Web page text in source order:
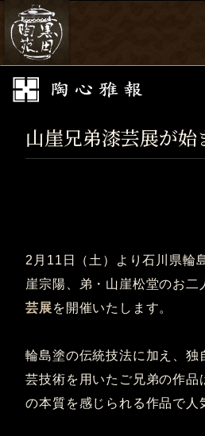
山崖兄弟漆芸展が始
2月11日（土）より石川県輪
崖宗陽、弟・山崖松堂のお二
芸展を開催いたします。
輪島塗の伝統技法に加え、独
芸技術を用いたご兄弟の作品
の本質を感じられる作品で人